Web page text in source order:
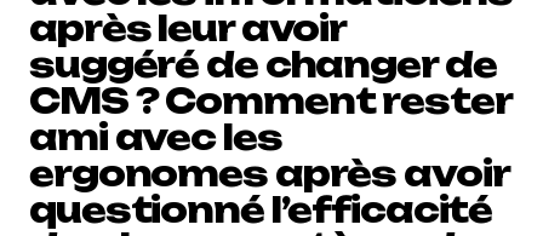
après leur avoir
suggéré de changer de
CMS ? Comment rester
ami avec les
ergonomes après avoir
questionné l’efficacité